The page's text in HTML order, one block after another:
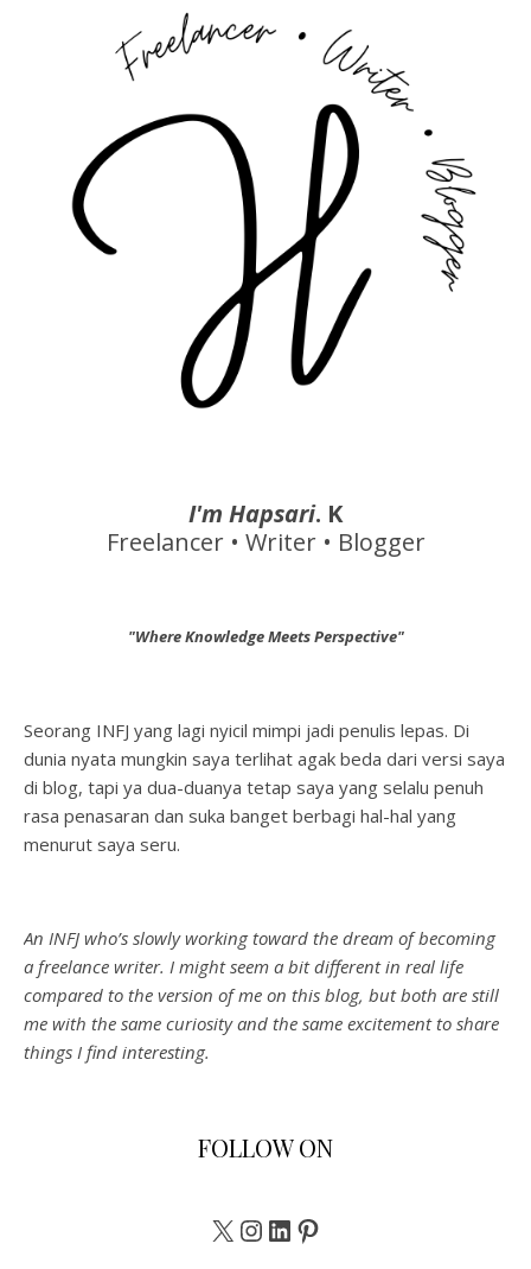
I'm Hapsari. K
Freelancer • Writer • Blogger
"Where Knowledge Meets Perspective"
Seorang INFJ yang lagi nyicil mimpi jadi penulis lepas. Di
dunia nyata mungkin saya terlihat agak beda dari versi saya
di blog, tapi ya dua-duanya tetap saya yang selalu penuh
rasa penasaran dan suka banget berbagi hal-hal yang
menurut saya seru.
An INFJ who’s slowly working toward the dream of becoming
a freelance writer. I might seem a bit different in real life
compared to the version of me on this blog, but both are still
me with the same curiosity and the same excitement to share
things I find interesting.
FOLLOW ON
X Instagram
LinkedInPinterest